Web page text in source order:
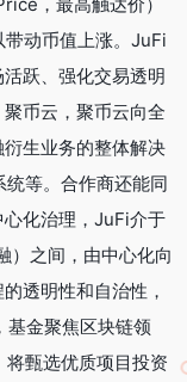
动币值上涨。JuFi
跃、强化交易透明
币云，聚币云向全
生业务的整体解决
等。合作商还能同
化治理，JuFi介于
）之间，由中心化向
透明性和自治性，
基金聚焦区块链领
甄选优质项目投资